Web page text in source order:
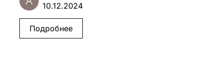
10.12.2024
Подробнее